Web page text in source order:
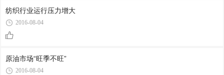
纺织行业运行压力增大
2016-08-04
原油市场“旺季不旺”
2016-08-04